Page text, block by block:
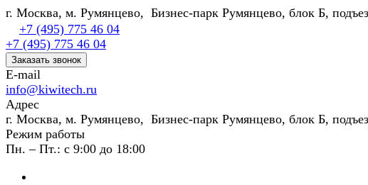
г. Москва, м. Румянцево, Бизнес-парк Румянцево, блок Б,
+7 (495) 775 46 04
+7 (495) 775 46 04
Заказать звонок
E-mail
info@kiwitech.ru
Адрес
г. Москва, м. Румянцево, Бизнес-парк Румянцево, блок Б,
Режим работы
Пн. – Пт.: с 9:00 до 18:00